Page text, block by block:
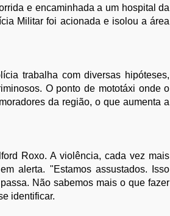
e encaminhada a um hospital da
Militar foi acionada e isolou a área
trabalha com diversas hipóteses,
O ponto de mototáxi onde o
da região, o que aumenta a
Roxo. A violência, cada vez mais
alerta. "Estamos assustados. Isso
Não sabemos mais o que fazer
identificar.